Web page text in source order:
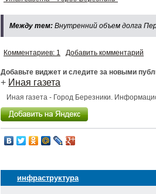
Между тем: Внутренний объем долга
Комментариев: 1 Добавить комментарий
Добавьте виджет и следите за новыми
+ Иная газета
Иная газета - Город Березники.
инфраструктура